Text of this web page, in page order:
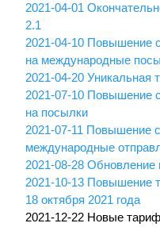
2021-04-01
2.1
2021-04-10 Повышение
на международные
2021-04-20 Уникальная
2021-07-10 Повышение
на посылки
2021-07-11 Повышение
международные
2021-08-28 Обновление
2021-10-13 Повышение
18 октября 2021 года
2021-12-22 Новые